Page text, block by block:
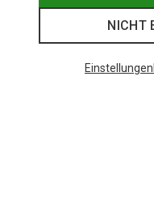
NICHT
Einstellungen